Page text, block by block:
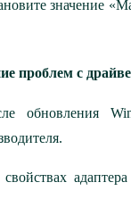
значение
проблем с
обновления